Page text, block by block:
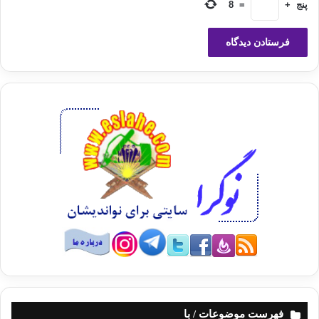
سازنده و تعمیر کار کار کنند، اما متاسفانه ما عکس آنرا مشاهده می کنیم ودر
مقابل هزاران خرابکار و ویرانگر فقط یک سازنده موجود است و آن هم رسایل
نور است.
، برابربودند خوار ق و پیروزیهای مهم در ساختمان و بنای ( اخلاقی و روحی )
مشاهده می کردی بگذار تنها یک مثال بیاوریم :
یکی از مهمترین و بزرگترین سنگهای زیربنای حیات اجتماعی
اینکه کوچک احترام بزرگ را رعایت کند، و بزرگ نسبت به کوچک محبت و ترحم
و دلسوزی داشته باشد،اما با کمال تأسف مگر نمی بینی این ساختمان به کلی
واژگون ومنهدم شده و فروریخته است؟تا جاییکه ، اخبار و گزارشهای اسفناک و
این نابسامانیها به سبب خرابی و واژگون شدن این اساس استوار،رخ میدهند!
پنج +
=
8
فهرست موضوعات / با